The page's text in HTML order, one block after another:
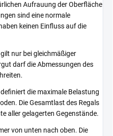
Aufrauung der Oberfläche
sind eine normale
keinen Einfluss auf die
nur bei gleichmäßiger
darf die Abmessungen des
die maximale Belastung
Die Gesamtlast des Regals
aller gelagerten Gegenstände.
von unten nach oben. Die